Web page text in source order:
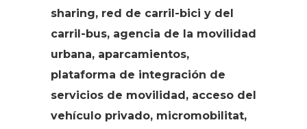
sharing, red de carril-bici y del
carril-bus, agencia de la movilidad
urbana, aparcamientos,
plataforma de integración de
servicios de movilidad, acceso del
vehículo privado, micromobilitat,